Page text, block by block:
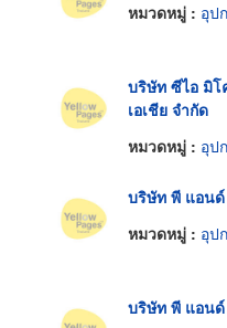
หมวดหมู่ : อุป
บริษัท ซีไอ มิโ
เอเชีย จำกัด
หมวดหมู่ : อุป
บริษัท พี แอนด์
หมวดหมู่ : อุป
บริษัท พี แอนด์